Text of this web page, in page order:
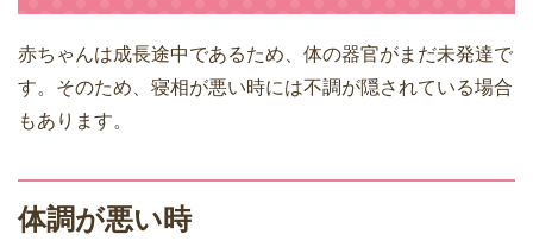
赤ちゃんは成長途中であるため、体の器官がまだ未発達で
す。そのため、寝相が悪い時には不調が隠されている場合
もあります。
体調が悪い時